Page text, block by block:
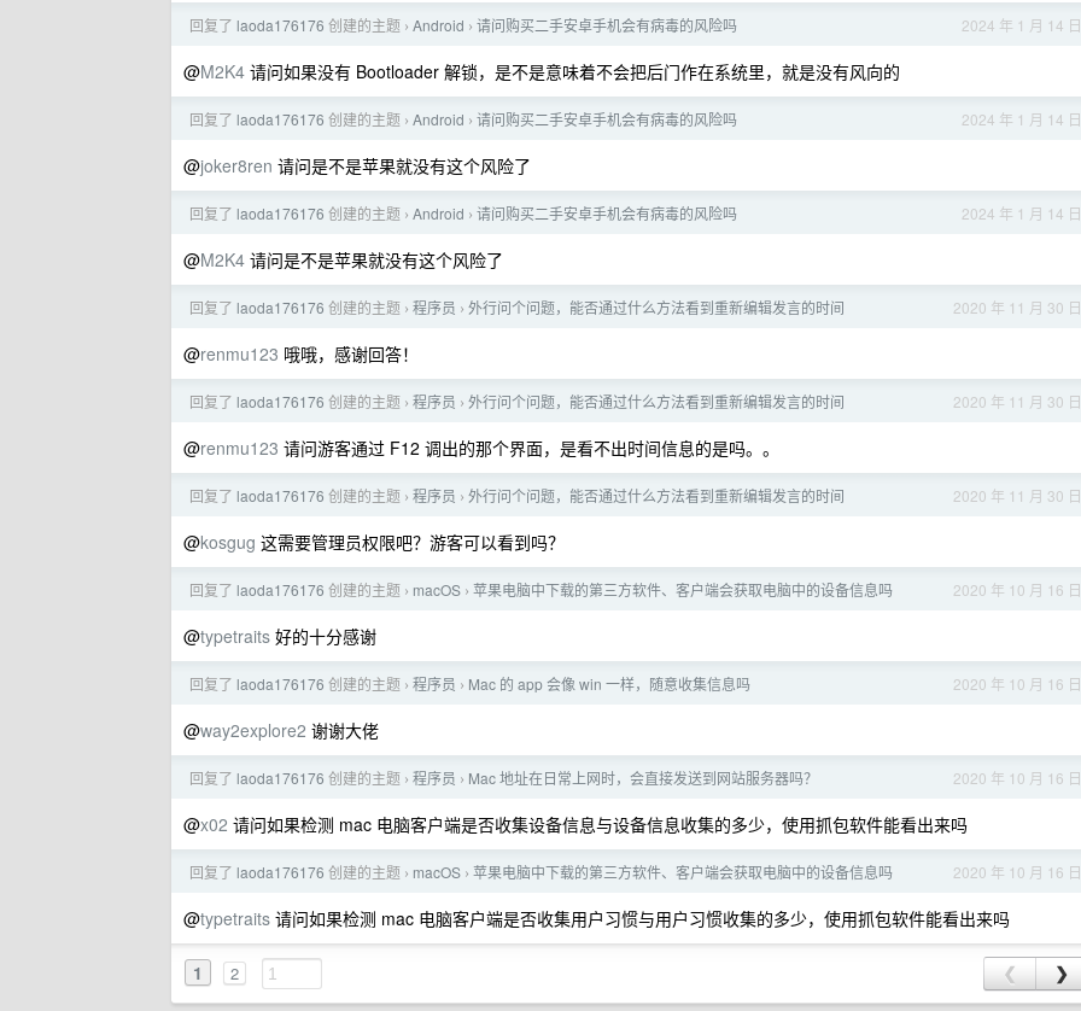
2024 年 1 月 14 日
回复了 laoda176176 创建的主题 › Android › 请问购买二手安卓手机会有病毒的风险吗
@M2K4 请问如果没有 Bootloader 解锁，是不是意味着不会把后门作在系统里，就是没有风向的
2024 年 1 月 14 日
回复了 laoda176176 创建的主题 › Android › 请问购买二手安卓手机会有病毒的风险吗
@joker8ren 请问是不是苹果就没有这个风险了
2024 年 1 月 14 日
回复了 laoda176176 创建的主题 › Android › 请问购买二手安卓手机会有病毒的风险吗
@M2K4 请问是不是苹果就没有这个风险了
2020 年 11 月 30 日
回复了 laoda176176 创建的主题 › 程序员 › 外行问个问题，能否通过什么方法看到重新编辑发言的时间
@renmu123 哦哦，感谢回答！
2020 年 11 月 30 日
回复了 laoda176176 创建的主题 › 程序员 › 外行问个问题，能否通过什么方法看到重新编辑发言的时间
@renmu123 请问游客通过 F12 调出的那个界面，是看不出时间信息的是吗。。
2020 年 11 月 30 日
回复了 laoda176176 创建的主题 › 程序员 › 外行问个问题，能否通过什么方法看到重新编辑发言的时间
@kosgug 这需要管理员权限吧？游客可以看到吗？
2020 年 10 月 16 日
回复了 laoda176176 创建的主题 › macOS › 苹果电脑中下载的第三方软件、客户端会获取电脑中的设备信息吗
@typetraits 好的十分感谢
2020 年 10 月 16 日
回复了 laoda176176 创建的主题 › 程序员 › Mac 的 app 会像 win 一样，随意收集信息吗
@way2explore2 谢谢大佬
2020 年 10 月 16 日
回复了 laoda176176 创建的主题 › 程序员 › Mac 地址在日常上网时，会直接发送到网站服务器吗？
@x02 请问如果检测 mac 电脑客户端是否收集设备信息与设备信息收集的多少，使用抓包软件能看出来吗
2020 年 10 月 16 日
回复了 laoda176176 创建的主题 › macOS › 苹果电脑中下载的第三方软件、客户端会获取电脑中的设备信息吗
@typetraits 请问如果检测 mac 电脑客户端是否收集用户习惯与用户习惯收集的多少，使用抓包软件能看出来吗
1 2 ❮ ❯